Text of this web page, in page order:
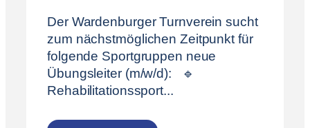
e
i
t
e
n
G
s
Der Wardenburger Turnverein sucht
zum nächstmöglichen Zeitpunkt für
folgende Sportgruppen neue
Übungsleiter (m/w/d): 🔹
Rehabilitationssport...